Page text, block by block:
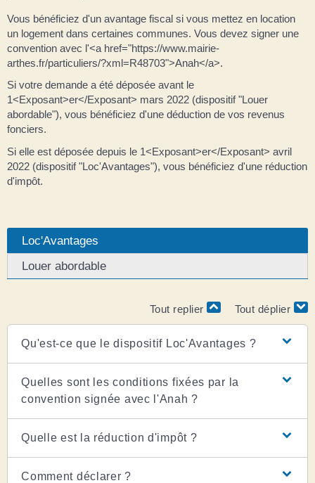
Vous bénéficiez d'un avantage fiscal si vous mettez en location
un logement dans certaines communes. Vous devez signer une
convention avec l'<a href="https://www.mairie-
arthes.fr/particuliers/?xml=R48703">Anah</a>.
Si votre demande a été déposée avant le
1<Exposant>er</Exposant> mars 2022 (dispositif "Louer
abordable"), vous bénéficiez d'une déduction de vos revenus
fonciers.
Si elle est déposée depuis le 1<Exposant>er</Exposant> avril
2022 (dispositif "Loc'Avantages"), vous bénéficiez d'une réduction
d'impôt.
Loc'Avantages
Louer abordable
Tout replier Tout déplier
Qu'est-ce que le dispositif Loc'Avantages ?
Quelles sont les conditions fixées par la
convention signée avec l'Anah ?
Quelle est la réduction d'impôt ?
Comment déclarer ?